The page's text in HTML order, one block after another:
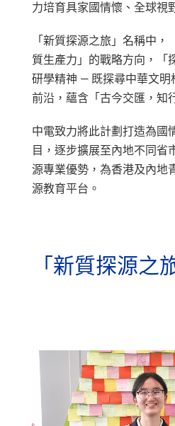
力培育具家國情懷、全球視
「新質探源之旅」名稱中
質生產力」的戰略方向，「
研學精神 — 既探尋中華文明
前沿，蘊含「古今交匯，知
中電致力將此計劃打造為國
目，逐步擴展至內地不同省
源專業優勢，為香港及內地
源教育平台。
「新質探源之